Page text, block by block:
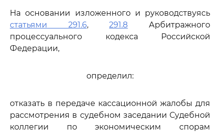
На основании изложенного и руководствуясь
статьями 291.6,291.8 Арбитражного
процессуального кодекса Российской
Федерации,
определил:
отказать в передаче кассационной жалобы для
рассмотрения в судебном заседании Судебной
коллегии по экономическим спорам